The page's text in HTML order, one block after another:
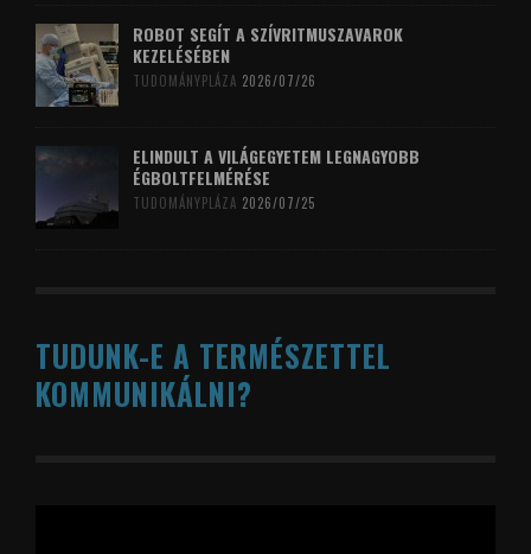
ROBOT SEGÍT A SZÍVRITMUSZAVAROK
KEZELÉSÉBEN
TUDOMÁNYPLÁZA 2026/07/26
ELINDULT A VILÁGEGYETEM LEGNAGYOBB
ÉGBOLTFELMÉRÉSE
TUDOMÁNYPLÁZA 2026/07/25
TUDUNK-E A TERMÉSZETTEL
KOMMUNIKÁLNI?